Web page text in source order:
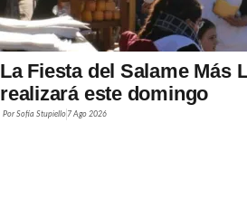
La Fiesta del Salame Más
realizará este domingo
Por Sofía Stupiello 7 Ago 2026